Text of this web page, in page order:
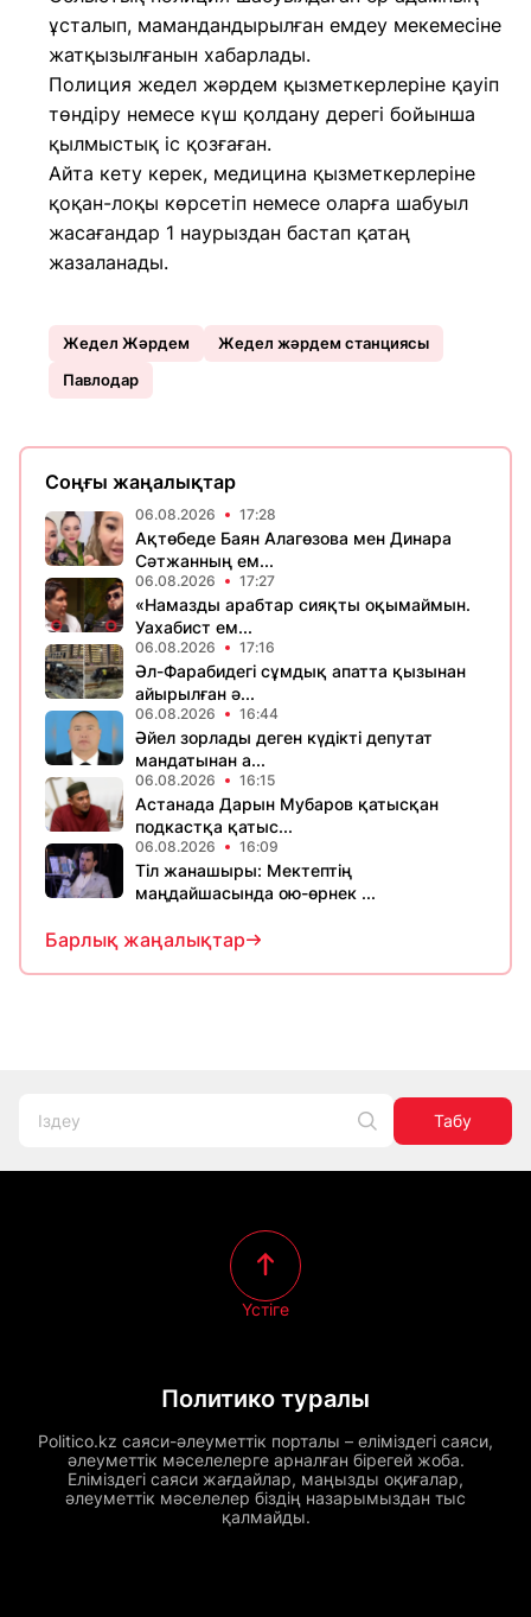
ұсталып, мамандандырылған емдеу мекемесіне
жатқызылғанын хабарлады.
Полиция жедел жәрдем қызметкерлеріне қауіп
төндіру немесе күш қолдану дерегі бойынша
қылмыстық іс қозғаған.
Айта кету керек, медицина қызметкерлеріне
қоқан-лоқы көрсетіп немесе оларға шабуыл
жасағандар 1 наурыздан бастап қатаң
жазаланады.
Жедел Жәрдем
Жедел жәрдем станциясы
Павлодар
Соңғы жаңалықтар
06.08.2026 17:28
Ақтөбеде Баян Алагөзова мен Динара
Сәтжанның ем...
06.08.2026 17:27
«Намазды арабтар сияқты оқымаймын.
Уахабист ем...
06.08.2026 17:16
Әл-Фарабидегі сұмдық апатта қызынан
айырылған ә...
06.08.2026 16:44
Әйел зорлады деген күдікті депутат
мандатынан а...
06.08.2026 16:15
Астанада Дарын Мубаров қатысқан
подкастқа қатыс...
06.08.2026 16:09
Тіл жанашыры: Мектептің
маңдайшасында ою-өрнек ...
Барлық жаңалықтар
Табу
Политико туралы
Politico.kz саяси-әлеуметтік порталы – еліміздегі саяси,
әлеуметтік мәселелерге арналған бірегей жоба.
Еліміздегі саяси жағдайлар, маңызды оқиғалар,
әлеуметтік мәселелер біздің назарымыздан тыс
қалмайды.
Үстіге